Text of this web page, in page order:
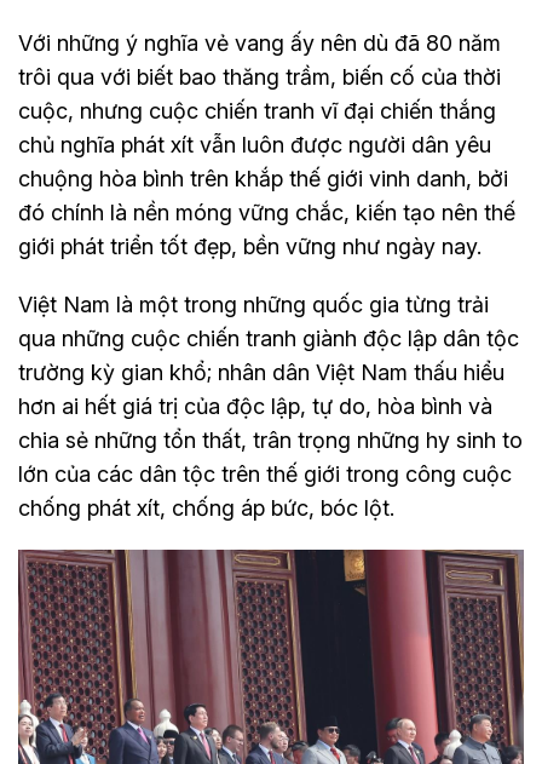
Với những ý nghĩa vẻ vang ấy nên dù đã 80 năm
trôi qua với biết bao thăng trầm, biến cố của thời
cuộc, nhưng cuộc chiến tranh vĩ đại chiến thắng
chủ nghĩa phát xít vẫn luôn được người dân yêu
chuộng hòa bình trên khắp thế giới vinh danh, bởi
đó chính là nền móng vững chắc, kiến tạo nên thế
giới phát triển tốt đẹp, bền vững như ngày nay.
Việt Nam là một trong những quốc gia từng trải
qua những cuộc chiến tranh giành độc lập dân tộc
trường kỳ gian khổ; nhân dân Việt Nam thấu hiểu
hơn ai hết giá trị của độc lập, tự do, hòa bình và
chia sẻ những tổn thất, trân trọng những hy sinh to
lớn của các dân tộc trên thế giới trong công cuộc
chống phát xít, chống áp bức, bóc lột.